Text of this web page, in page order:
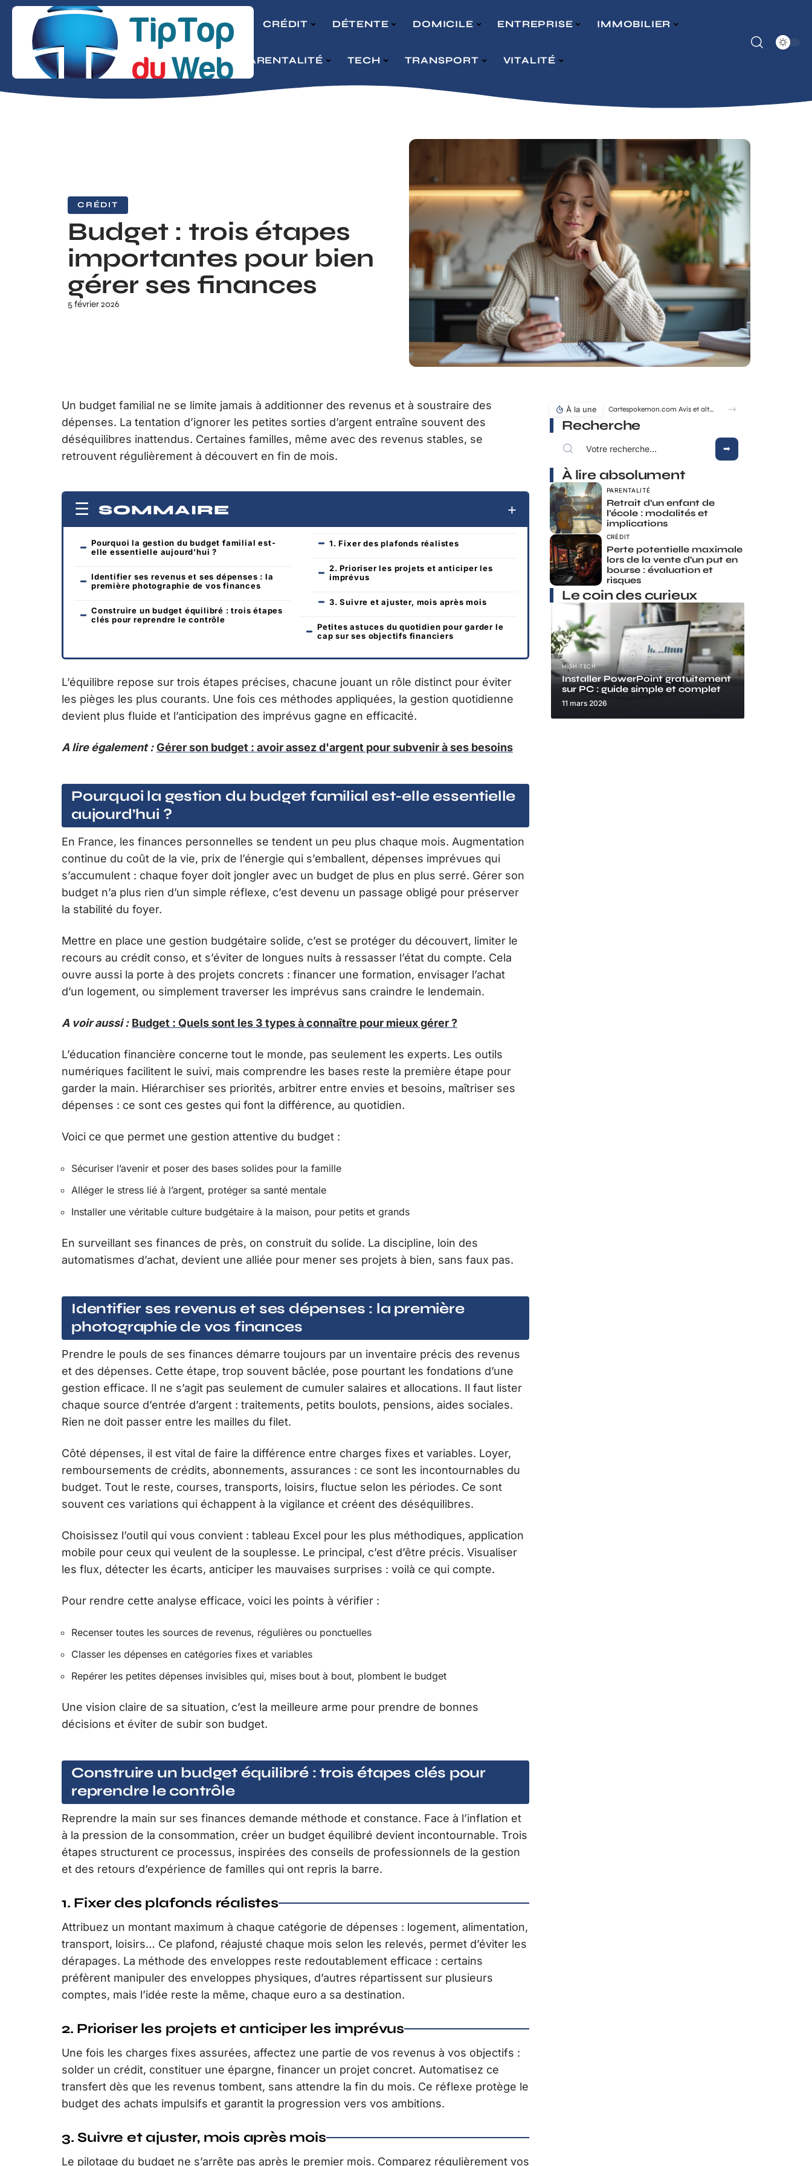
CONSEILS CRÉDIT DÉTENTE DOMICILE ENTREPRISE IMMOBILIER
MODE PARENTALITÉ TECH TRANSPORT VITALITÉ
CRÉDIT
Budget : trois étapes
importantes pour bien
gérer ses finances
5 février 2026
Un budget familial ne se limite jamais à additionner des revenus et à soustraire des
dépenses. La tentation d’ignorer les petites sorties d’argent entraîne souvent des
déséquilibres inattendus. Certaines familles, même avec des revenus stables, se
retrouvent régulièrement à découvert en fin de mois.
SOMMAIRE
Pourquoi la gestion du budget familial est-
elle essentielle aujourd’hui ?
Identifier ses revenus et ses dépenses : la
première photographie de vos finances
Construire un budget équilibré : trois étapes
clés pour reprendre le contrôle
1. Fixer des plafonds réalistes
2. Prioriser les projets et anticiper les
imprévus
3. Suivre et ajuster, mois après mois
Petites astuces du quotidien pour garder le
cap sur ses objectifs financiers
L’équilibre repose sur trois étapes précises, chacune jouant un rôle distinct pour éviter
les pièges les plus courants. Une fois ces méthodes appliquées, la gestion quotidienne
devient plus fluide et l’anticipation des imprévus gagne en efficacité.
A lire également : Gérer son budget : avoir assez d'argent pour subvenir à ses besoins
Pourquoi la gestion du budget familial est-elle essentielle
aujourd’hui ?
En France, les finances personnelles se tendent un peu plus chaque mois. Augmentation
continue du coût de la vie, prix de l’énergie qui s’emballent, dépenses imprévues qui
s’accumulent : chaque foyer doit jongler avec un budget de plus en plus serré. Gérer son
budget n’a plus rien d’un simple réflexe, c’est devenu un passage obligé pour préserver
la stabilité du foyer.
Mettre en place une gestion budgétaire solide, c’est se protéger du découvert, limiter le
recours au crédit conso, et s’éviter de longues nuits à ressasser l’état du compte. Cela
ouvre aussi la porte à des projets concrets : financer une formation, envisager l’achat
d’un logement, ou simplement traverser les imprévus sans craindre le lendemain.
A voir aussi : Budget : Quels sont les 3 types à connaître pour mieux gérer ?
L’éducation financière concerne tout le monde, pas seulement les experts. Les outils
numériques facilitent le suivi, mais comprendre les bases reste la première étape pour
garder la main. Hiérarchiser ses priorités, arbitrer entre envies et besoins, maîtriser ses
dépenses : ce sont ces gestes qui font la différence, au quotidien.
Voici ce que permet une gestion attentive du budget :
Sécuriser l’avenir et poser des bases solides pour la famille
Alléger le stress lié à l’argent, protéger sa santé mentale
Installer une véritable culture budgétaire à la maison, pour petits et grands
En surveillant ses finances de près, on construit du solide. La discipline, loin des
automatismes d’achat, devient une alliée pour mener ses projets à bien, sans faux pas.
Identifier ses revenus et ses dépenses : la première
photographie de vos finances
Prendre le pouls de ses finances démarre toujours par un inventaire précis des revenus
et des dépenses. Cette étape, trop souvent bâclée, pose pourtant les fondations d’une
gestion efficace. Il ne s’agit pas seulement de cumuler salaires et allocations. Il faut lister
chaque source d’entrée d’argent : traitements, petits boulots, pensions, aides sociales.
Rien ne doit passer entre les mailles du filet.
Côté dépenses, il est vital de faire la différence entre charges fixes et variables. Loyer,
remboursements de crédits, abonnements, assurances : ce sont les incontournables du
budget. Tout le reste, courses, transports, loisirs, fluctue selon les périodes. Ce sont
souvent ces variations qui échappent à la vigilance et créent des déséquilibres.
Choisissez l’outil qui vous convient : tableau Excel pour les plus méthodiques, application
mobile pour ceux qui veulent de la souplesse. Le principal, c’est d’être précis. Visualiser
les flux, détecter les écarts, anticiper les mauvaises surprises : voilà ce qui compte.
Pour rendre cette analyse efficace, voici les points à vérifier :
Recenser toutes les sources de revenus, régulières ou ponctuelles
Classer les dépenses en catégories fixes et variables
Repérer les petites dépenses invisibles qui, mises bout à bout, plombent le budget
Une vision claire de sa situation, c’est la meilleure arme pour prendre de bonnes
décisions et éviter de subir son budget.
Construire un budget équilibré : trois étapes clés pour
reprendre le contrôle
Reprendre la main sur ses finances demande méthode et constance. Face à l’inflation et
à la pression de la consommation, créer un budget équilibré devient incontournable. Trois
étapes structurent ce processus, inspirées des conseils de professionnels de la gestion
et des retours d’expérience de familles qui ont repris la barre.
1. Fixer des plafonds réalistes
Attribuez un montant maximum à chaque catégorie de dépenses : logement, alimentation,
transport, loisirs… Ce plafond, réajusté chaque mois selon les relevés, permet d’éviter les
dérapages. La méthode des enveloppes reste redoutablement efficace : certains
préfèrent manipuler des enveloppes physiques, d’autres répartissent sur plusieurs
comptes, mais l’idée reste la même, chaque euro a sa destination.
2. Prioriser les projets et anticiper les imprévus
Une fois les charges fixes assurées, affectez une partie de vos revenus à vos objectifs :
solder un crédit, constituer une épargne, financer un projet concret. Automatisez ce
transfert dès que les revenus tombent, sans attendre la fin du mois. Ce réflexe protège le
budget des achats impulsifs et garantit la progression vers vos ambitions.
3. Suivre et ajuster, mois après mois
Le pilotage du budget ne s’arrête pas après le premier mois. Comparez régulièrement vos
À la une Cartespokemon.com Avis et alternatives fiables pour acheter vos cartes
Recherche
À lire absolument
PARENTALITÉ
Retrait d’un enfant de
l’école : modalités et
implications
CRÉDIT
Perte potentielle maximale
lors de la vente d’un put en
bourse : évaluation et
risques
Le coin des curieux
HIGH-TECH
Installer PowerPoint gratuitement
sur PC : guide simple et complet
11 mars 2026